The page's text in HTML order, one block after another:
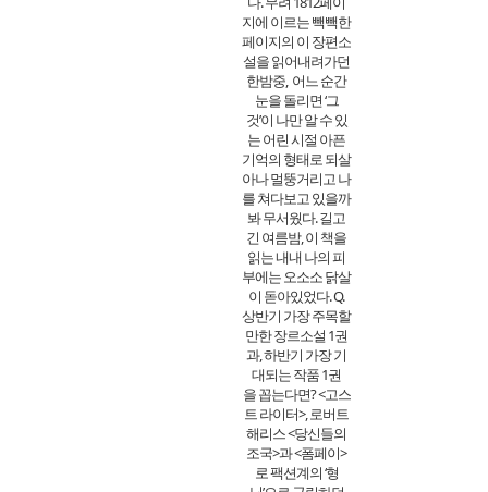
지에 이르는 빽빽한
페이지의 이 장편소
설을 읽어내려가던
한밤중, 어느 순간
눈을 돌리면 ‘그
것’이 나만 알 수 있
는 어린 시절 아픈
기억의 형태로 되살
아나 멀뚱거리고 나
를 쳐다보고 있을까
봐 무서웠다. 길고
긴 여름밤, 이 책을
읽는 내내 나의 피
부에는 오소소 닭살
이 돋아있었다. Q.
상반기 가장 주목할
만한 장르소설 1권
과, 하반기 가장 기
대되는 작품 1권
을 꼽는다면? <고스
트 라이터>, 로버트
해리스 <당신들의
조국>과 <폼페이>
로 팩션계의 ‘형